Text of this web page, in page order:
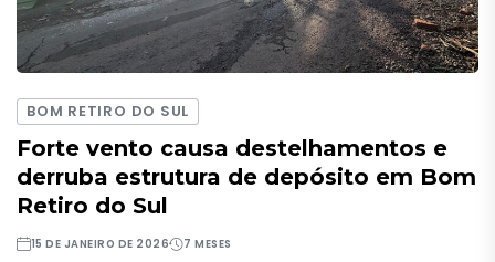
BOM RETIRO DO SUL
Forte vento causa destelhamentos e
derruba estrutura de depósito em Bom
Retiro do Sul
15 DE JANEIRO DE 2026 7 MESES